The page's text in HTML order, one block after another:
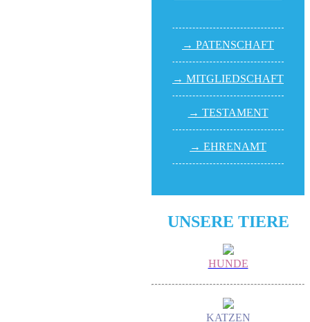
→ PATEN­SCHAFT
→ MITGLIED­SCHAFT
→ TESTA­MENT
→ EHREN­AMT
UNSERE TIERE
HUNDE
KATZEN